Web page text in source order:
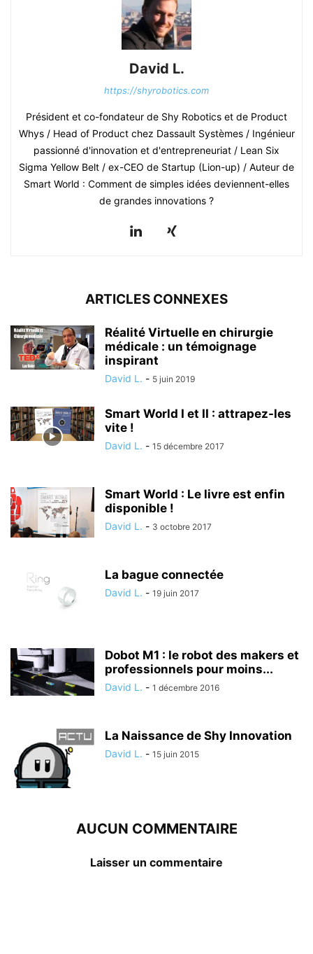
David L.
https://shyrobotics.com
Président et co-fondateur de Shy Robotics et de Product
Whys / Head of Product chez Dassault Systèmes / Ingénieur
passionné d'innovation et d'entrepreneuriat / Lean Six
Sigma Yellow Belt / ex-CEO de Startup (Lion-up) / Auteur de
Smart World : Comment de simples idées deviennent-elles
de grandes innovations ?
ARTICLES CONNEXES
Réalité Virtuelle en chirurgie
médicale : un témoignage
inspirant
David L. - 5 juin 2019
Smart World I et II : attrapez-les
vite !
David L. - 15 décembre 2017
Smart World : Le livre est enfin
disponible !
David L. - 3 octobre 2017
La bague connectée
David L. - 19 juin 2017
Dobot M1 : le robot des makers et
professionnels pour moins...
David L. - 1 décembre 2016
La Naissance de Shy Innovation
David L. - 15 juin 2015
AUCUN COMMENTAIRE
Laisser un commentaire